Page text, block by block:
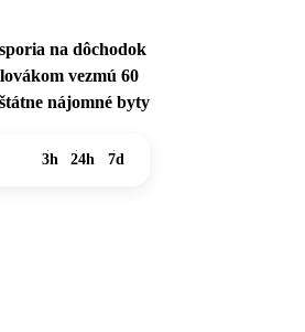
na dôchodok
vezmú 60
nájomné byty
3h 24h 7d